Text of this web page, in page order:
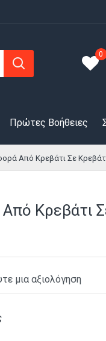
0
Πρώτες Βοήθειες
Από Κρεβάτι Σε
Κρεβάτι
μια αξιολόγηση